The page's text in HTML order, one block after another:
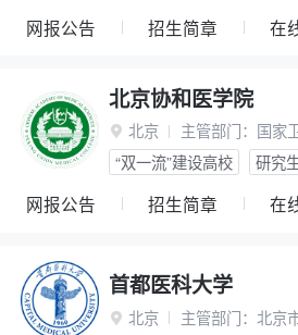
网报公告 招生简章 在
北京协和医学院
 北京 主管部门： 国家
“双一流”建设高校
研究
网报公告 招生简章 在
首都医科大学
 北京 主管部门： 北京